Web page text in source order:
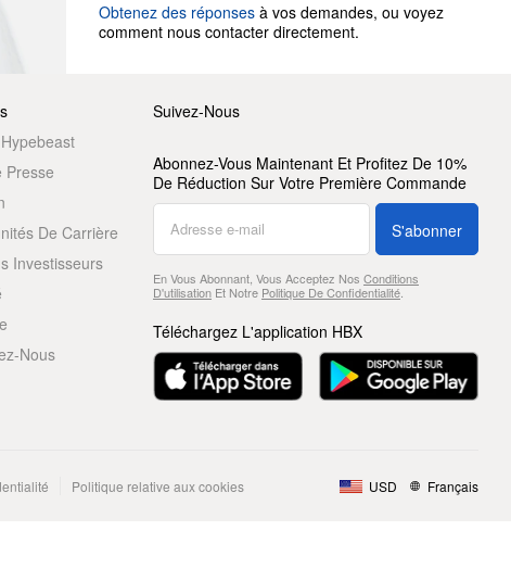
Obtenez des réponses à vos demandes, ou voyez
comment nous contacter directement.
Presse
De Carrière
Investisseurs
Nous
Suivez-Nous
Abonnez-Vous Maintenant Et Profitez De 10%
De Réduction Sur Votre Première Commande
S'abonner
En Vous Abonnant, Vous Acceptez Nos Conditions
D'utilisationEt Notre Politique De Confidentialité.
Téléchargez L'application HBX
Politique relative aux cookies USD Français